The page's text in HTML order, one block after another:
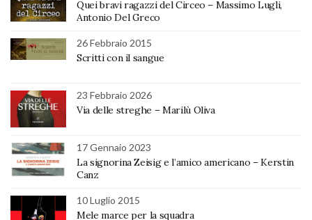
Quei bravi ragazzi del Circeo – Massimo Lugli,
Antonio Del Greco
26 Febbraio 2015
Scritti con il sangue
23 Febbraio 2026
Via delle streghe – Marilù Oliva
17 Gennaio 2023
La signorina Zeisig e l’amico americano – Kerstin
Canz
10 Luglio 2015
Mele marce per la squadra